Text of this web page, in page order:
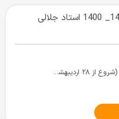
چهارشنبه‌ها ۱۷:۳۰ الی ۱۹:۰۰ (شروع از ۲۸ اردیبهشت ۱۴۰۱)